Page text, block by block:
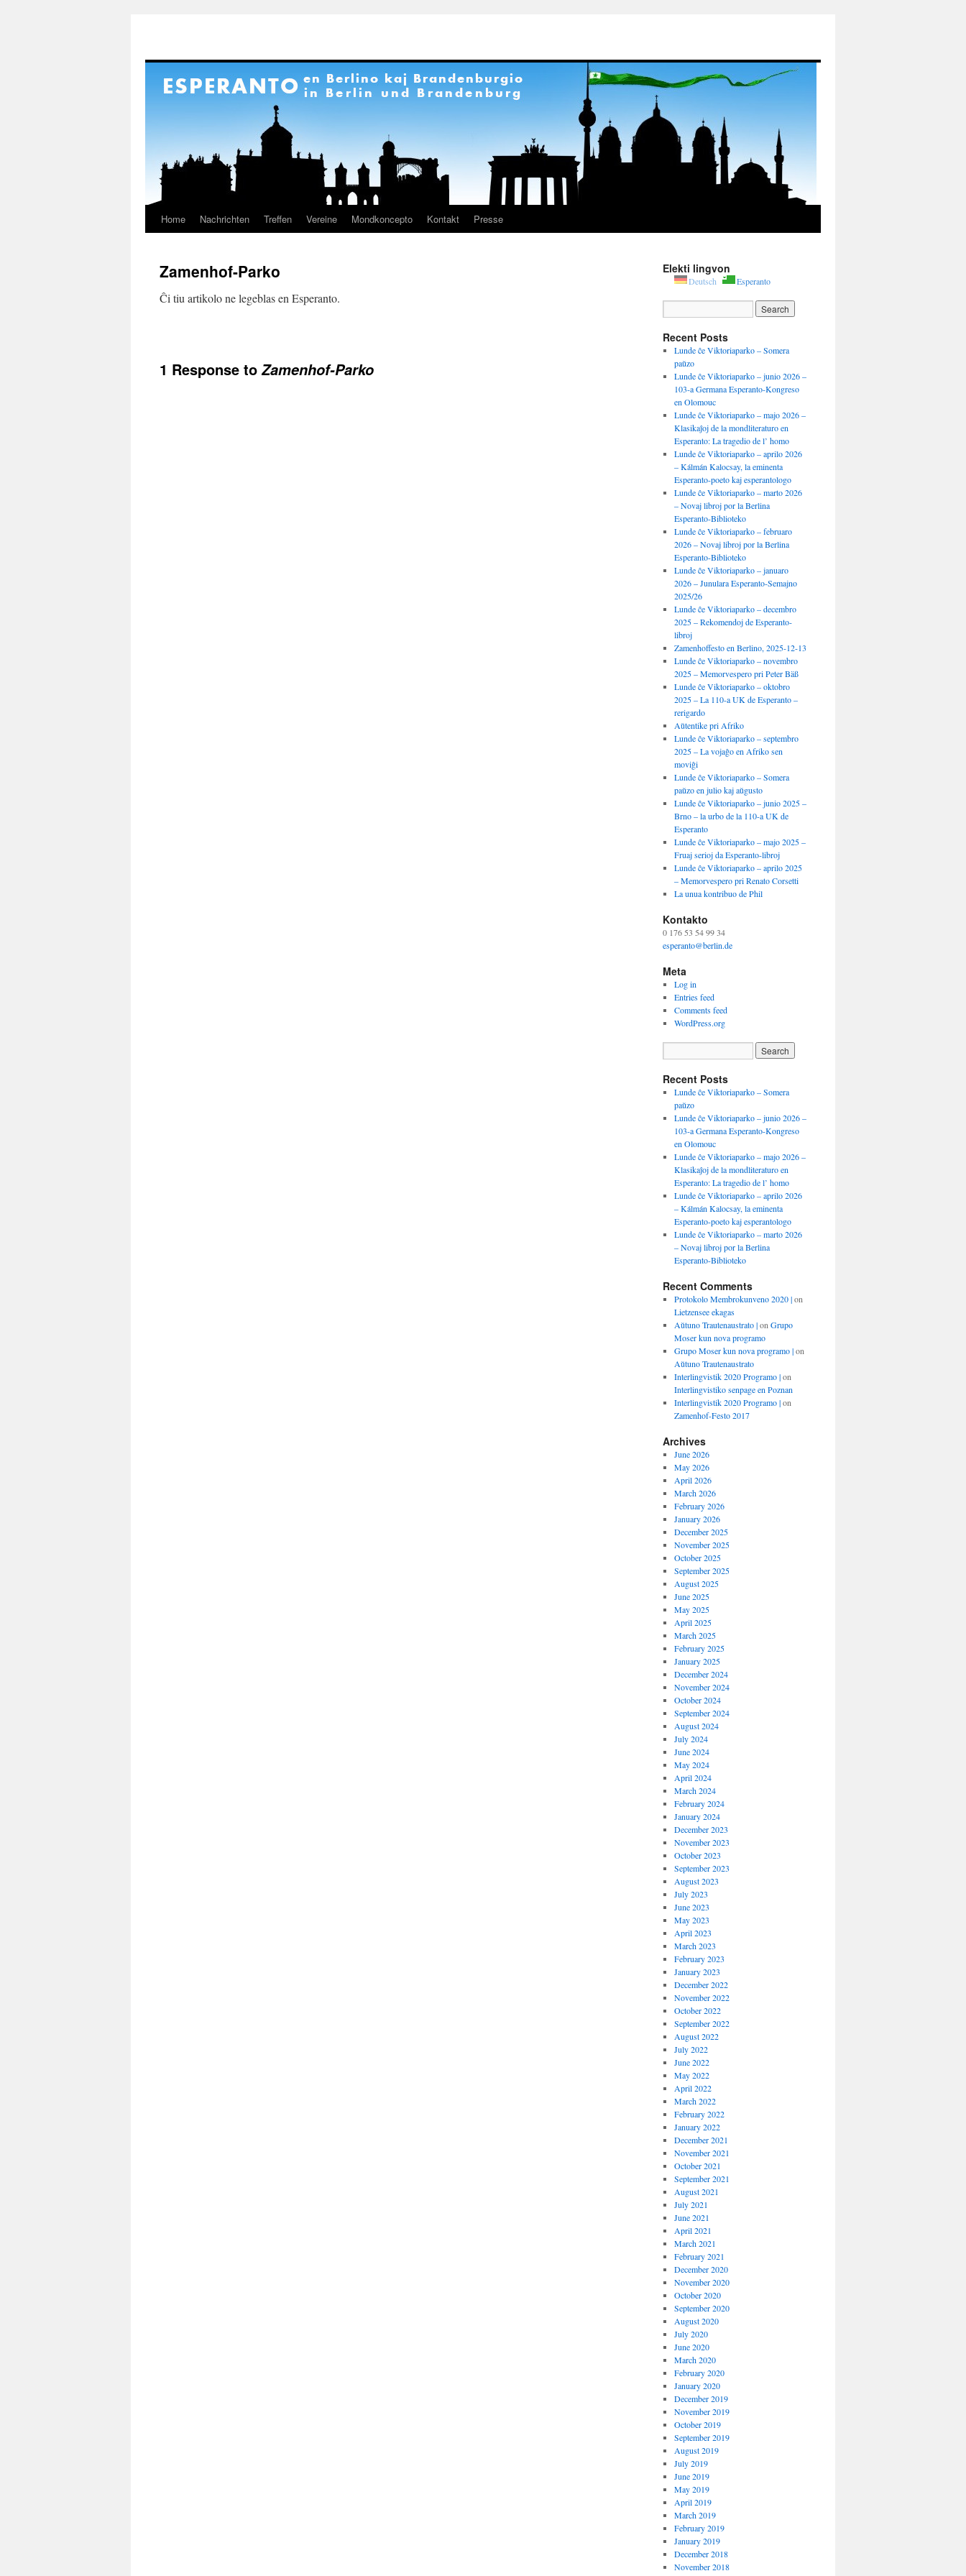
Skip
content
Home Nachrichten Treffen Vereine Mondkoncepto Kontakt Presse
Zamenhof-Parko
Ĉi tiu artikolo ne legeblas en Esperanto.
1 Response toZamenhof-Parko
Elekti lingvon
Deutsch Esperanto
Recent Posts
Lunde ĉe Viktoriaparko – Somera
paŭzo
Lunde ĉe Viktoriaparko – junio 2026 –
103-a Germana Esperanto-Kongreso
en Olomouc
Lunde ĉe Viktoriaparko – majo 2026 –
Klasikaĵoj de la mondliteraturo en
Esperanto: La tragedio de l’ homo
Lunde ĉe Viktoriaparko – aprilo 2026
– Kálmán Kalocsay, la eminenta
Esperanto-poeto kaj esperantologo
Lunde ĉe Viktoriaparko – marto 2026
– Novaj libroj por la Berlina
Esperanto-Biblioteko
Lunde ĉe Viktoriaparko – februaro
2026 – Novaj libroj por la Berlina
Esperanto-Biblioteko
Lunde ĉe Viktoriaparko – januaro
2026 – Junulara Esperanto-Semajno
2025/26
Lunde ĉe Viktoriaparko – decembro
2025 – Rekomendoj de Esperanto-
libroj
Zamenhoffesto en Berlino, 2025-12-13
Lunde ĉe Viktoriaparko – novembro
2025 – Memorvespero pri Peter Bäß
Lunde ĉe Viktoriaparko – oktobro
2025 – La 110-a UK de Esperanto –
rerigardo
Aŭtentike pri Afriko
Lunde ĉe Viktoriaparko – septembro
2025 – La vojaĝo en Afriko sen
moviĝi
Lunde ĉe Viktoriaparko – Somera
paŭzo en julio kaj aŭgusto
Lunde ĉe Viktoriaparko – junio 2025 –
Brno – la urbo de la 110-a UK de
Esperanto
Lunde ĉe Viktoriaparko – majo 2025 –
Fruaj serioj da Esperanto-libroj
Lunde ĉe Viktoriaparko – aprilo 2025
– Memorvespero pri Renato Corsetti
La unua kontribuo de Phil
Kontakto
0 176 53 54 99 34
esperanto@berlin.de
Meta
Log in
Entries feed
Comments feed
WordPress.org
Recent Posts
Lunde ĉe Viktoriaparko – Somera
paŭzo
Lunde ĉe Viktoriaparko – junio 2026 –
103-a Germana Esperanto-Kongreso
en Olomouc
Lunde ĉe Viktoriaparko – majo 2026 –
Klasikaĵoj de la mondliteraturo en
Esperanto: La tragedio de l’ homo
Lunde ĉe Viktoriaparko – aprilo 2026
– Kálmán Kalocsay, la eminenta
Esperanto-poeto kaj esperantologo
Lunde ĉe Viktoriaparko – marto 2026
– Novaj libroj por la Berlina
Esperanto-Biblioteko
Recent Comments
Protokolo Membrokunveno 2020 |on
Lietzensee ekagas
Aŭtuno Trautenaustrato |on Grupo
Moser kun nova programo
Grupo Moser kun nova programo |on
Aŭtuno Trautenaustrato
Interlingvistik 2020 Programo |on
Interlingvistiko senpage en Poznan
Interlingvistik 2020 Programo |on
Zamenhof-Festo 2017
Archives
June 2026
May 2026
April 2026
March 2026
February 2026
January 2026
December 2025
November 2025
October 2025
September 2025
August 2025
June 2025
May 2025
April 2025
March 2025
February 2025
January 2025
December 2024
November 2024
October 2024
September 2024
August 2024
July 2024
June 2024
May 2024
April 2024
March 2024
February 2024
January 2024
December 2023
November 2023
October 2023
September 2023
August 2023
July 2023
June 2023
May 2023
April 2023
March 2023
February 2023
January 2023
December 2022
November 2022
October 2022
September 2022
August 2022
July 2022
June 2022
May 2022
April 2022
March 2022
February 2022
January 2022
December 2021
November 2021
October 2021
September 2021
August 2021
July 2021
June 2021
April 2021
March 2021
February 2021
December 2020
November 2020
October 2020
September 2020
August 2020
July 2020
June 2020
March 2020
February 2020
January 2020
December 2019
November 2019
October 2019
September 2019
August 2019
July 2019
June 2019
May 2019
April 2019
March 2019
February 2019
January 2019
December 2018
November 2018